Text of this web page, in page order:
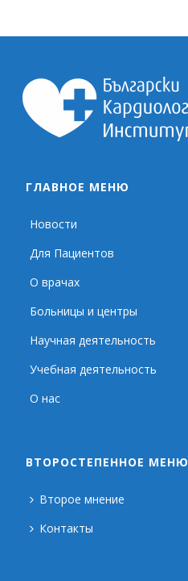
ГЛАВНОЕ МЕНЮ
Новости
Для Пациентов
О врачах
Больницы и центры
Научная деятельность
Учебная деятельность
О нас
ВТОРОСТЕПЕННОЕ МЕНЮ
Второе мнение
Контакты